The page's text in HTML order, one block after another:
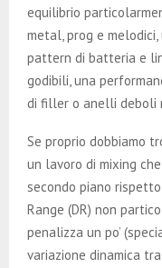
equilibrio
metal, prog e
pattern di batteria e
godibili, una
di filler o anelli deboli
Se proprio dobbiamo
un lavoro di mixing
secondo piano
Range (DR) non
penalizza un po’
variazione dinamica